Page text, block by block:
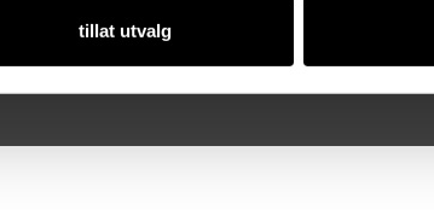
tillat utvalg
• Designet og utviklet av